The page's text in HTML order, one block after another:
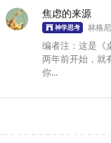
焦虑的来源
神学思考 林格
编者注：这是《
两年前开始，就
你...